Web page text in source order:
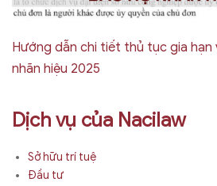
Hướng dẫn chi tiết thủ tục gia hạn
nhãn hiệu 2025
Dịch vụ của Nacilaw
Sở hữu trí tuệ
Đầu tư